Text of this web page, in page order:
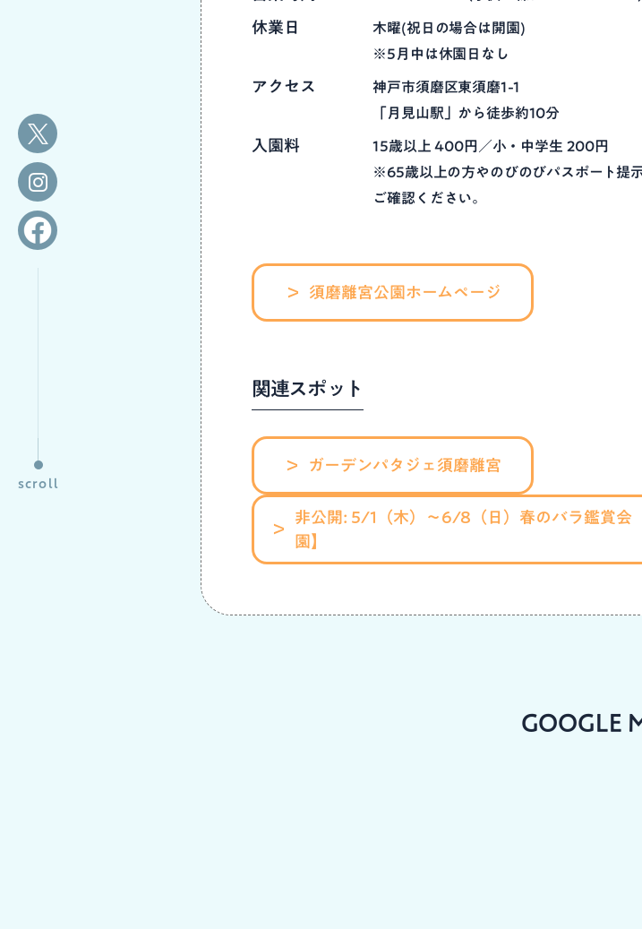
scroll
休業日
木曜(祝日の場合は開園)
※5月中は休園日なし
アクセス
神戸市須磨区東須磨1-1
「月見山駅」から徒歩約10分
入園料
15歳以上 400円／小・中学生 200円
※65歳以上の方やのびのびパスポート提
ご確認ください。
須磨離宮公園ホームページ
関連スポット
ガーデンパタジェ須磨離宮
非公開: 5/1（木）～6/8（日）春のバラ鑑賞会
園】
GOOGLE